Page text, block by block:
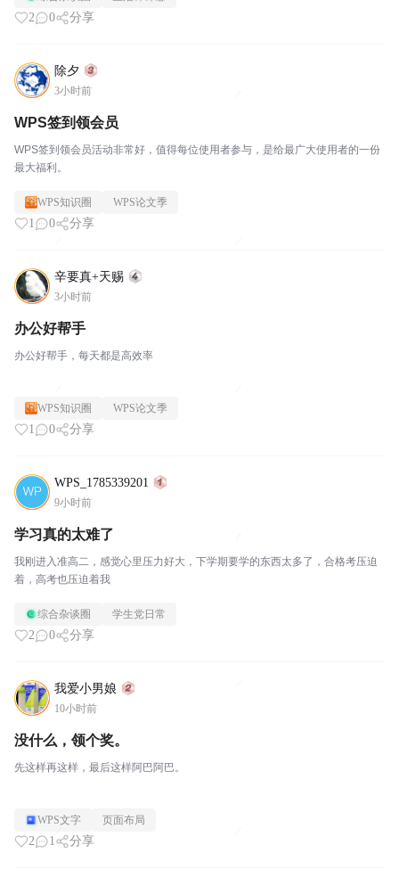
2 0 分享
除夕
3小时前
WPS签到领会员
WPS签到领会员活动非常好，值得每位使用者参与，是给最广大使用者的一份
最大福利。
WPS知识圈 WPS论文季
1 0 分享
辛要真+天赐
3小时前
办公好帮手
办公好帮手，每天都是高效率
WPS知识圈 WPS论文季
1 0 分享
WPS_1785339201
9小时前
学习真的太难了
我刚进入准高二，感觉心里压力好大，下学期要学的东西太多了，合格考压迫
着，高考也压迫着我
综合杂谈圈 学生党日常
2 0 分享
我爱小男娘
10小时前
没什么，领个奖。
先这样再这样，最后这样阿巴阿巴。
WPS文字 页面布局
2 1 分享